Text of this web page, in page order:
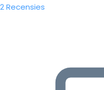
2 Recensies